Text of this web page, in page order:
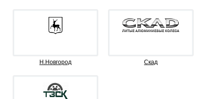
Н.Новгород Скад